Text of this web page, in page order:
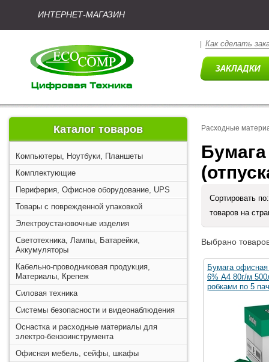
ИНТЕРНЕТ-МАГАЗИН
Как сделать
Каталог товаров
Компьютеры, Ноутбуки, Планшеты
Комплектующие
Периферия, Офисное оборудование, UPS
Товары с поврежденной упаковкой
Электроустановочные изделия
Светотехника, Лампы, Батарейки,
Аккумуляторы
Кабельно-проводниковая продукция,
Материалы, Крепеж
Силовая техника
Системы безопасности и видеонаблюдения
Оснастка и расходные материалы для
электро-бензоинструмента
Офисная мебель, сейфы, шкафы
Расходные
Сортировать
товаров на
Выбрано
Бумага
6% А4 80г/м
робками по 5